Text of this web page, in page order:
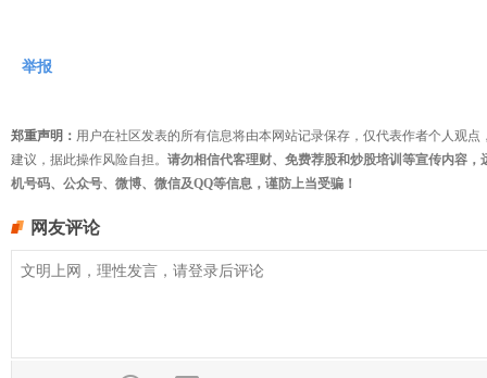
举报
郑重声明： 用户在社区发表的所有信息将由本网站记录保存，仅代表作者个人观
建议，据此操作风险自担。 请勿相信代客理财、免费荐股和炒股培训等宣传内容
机号码、公众号、微博、微信及QQ等信息，谨防上当受骗！
网友评论